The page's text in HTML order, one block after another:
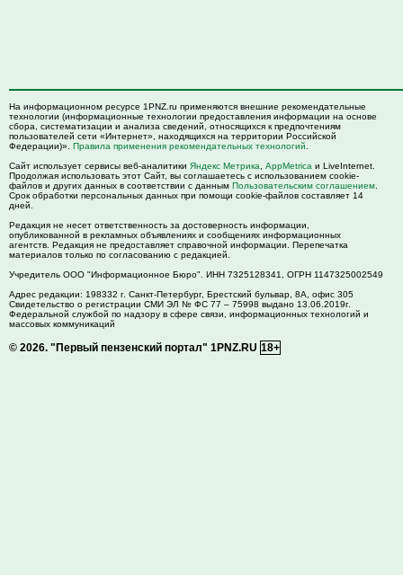
На информационном ресурсе 1PNZ.ru применяются внешние рекомендательные
технологии (информационные технологии предоставления информации на основе
сбора, систематизации и анализа сведений, относящихся к предпочтениям
пользователей сети «Интернет», находящихся на территории Российской
Федерации)». Правила применения рекомендательных технологий
Сайт использует сервисы веб-аналитики Яндекс Метрика AppMetrica и LiveInternet.
Продолжая использовать этот Сайт, вы соглашаетесь с использованием cookie-
файлов и других данных в соответствии с данным Пользовательским соглашением
Срок обработки персональных данных при помощи cookie-файлов составляет 14
дней.
Редакция не несет ответственность за достоверность информации,
опубликованной в рекламных объявлениях и сообщениях информационных
агентств. Редакция не предоставляет справочной информации. Перепечатка
материалов только по согласованию с редакцией.
Учредитель ООО "Информационное Бюро". ИНН 7325128341, ОГРН 1147325002549
Адрес редакции: 198332 г. Санкт-Петербург, Брестский бульвар, 8А, офис 305
Свидетельство о регистрации СМИ ЭЛ № ФС 77 – 75998 выдано 13.06.2019г.
Федеральной службой по надзору в сфере связи, информационных технологий и
массовых коммуникаций
© 2026. "Первый пензенский портал" 1PNZ.RU 18+